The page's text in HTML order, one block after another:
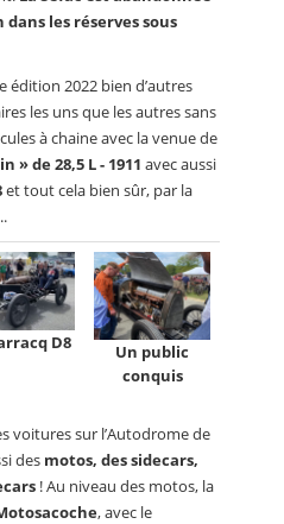
les réserves sous
édition 2022 bien d’autres
les uns que les autres sans
à chaine avec la venue de
» de 28,5 L - 1911 avec aussi
et tout cela bien sûr, par la
D8
Un public
conquis
voitures sur l’Autodrome de
des motos, des sidecars,
! Au niveau des motos, la
, avec le